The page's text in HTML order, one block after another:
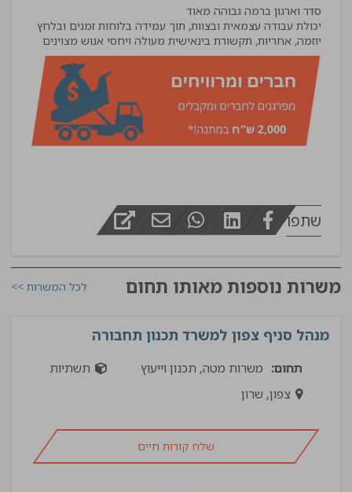
יוזמה, אחריות, תקשורת בינאישית מעולה ויחסי אנוש מצוינים
שתפו
משרות נוספות מאותו תחום לכל המשרות >>
מנהל סניף צפון למשרד תכנון תחבורה
תחום: משרות מטה, תכנון וייעוץ
תשתיות
צפון, שרון
שלח קורות חיים